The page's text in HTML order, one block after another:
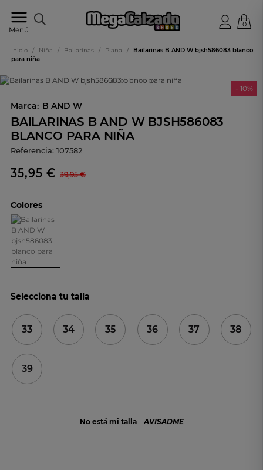
Menú
online
0
Inicio / Niña / Bailarinas / Plana /
Bailarinas B AND W bjsh586083 blanco
para niña
- 10%
Marca: B AND W
BAILARINAS B AND W BJSH586083
BLANCO PARA NIÑA
Referencia: 107582
35,95 € 39,95 €
Colores
Selecciona tu talla
33 34 35 36 37 38
39
No está mi talla AVISADME